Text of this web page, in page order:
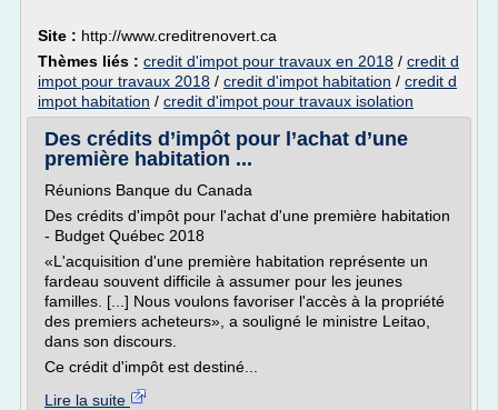
Site : http://www.creditrenovert.ca
Thèmes liés : credit d'impot pour travaux en 2018 / credit d
impot pour travaux 2018 / credit d'impot habitation / credit d
impot habitation / credit d'impot pour travaux isolation
Des crédits d’impôt pour l’achat d’une
première habitation ...
Réunions Banque du Canada
Des crédits d'impôt pour l'achat d'une première habitation
- Budget Québec 2018
«L'acquisition d'une première habitation représente un
fardeau souvent difficile à assumer pour les jeunes
familles. [...] Nous voulons favoriser l'accès à la propriété
des premiers acheteurs», a souligné le ministre Leitao,
dans son discours.
Ce crédit d'impôt est destiné...
Lire la suite